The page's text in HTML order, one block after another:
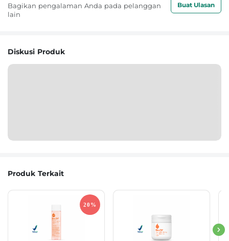
Bagikan pengalaman Anda pada pelanggan
lain
Buat Ulasan
Diskusi Produk
Produk Terkait